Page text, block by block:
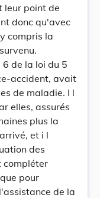
leur point de
donc qu'avec
compris la
de la loi du 5
accident, avait
de maladie. I l
elles, assurés
plus la
et i l
des
compléter
pour
de la